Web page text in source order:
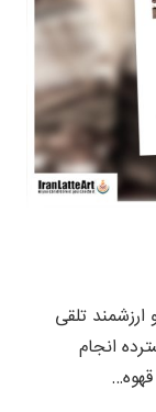
تلقی
انجام